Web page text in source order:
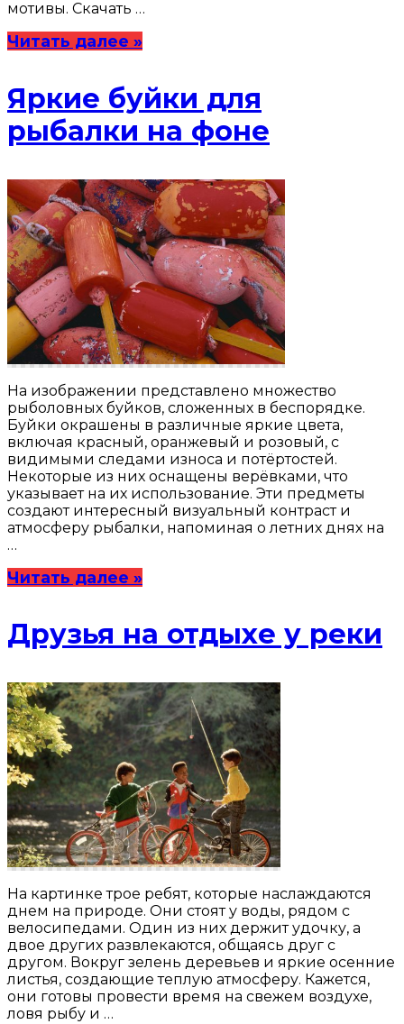
мотивы. Скачать …
Читать далее »
Яркие буйки для
рыбалки на фоне
На изображении представлено множество
рыболовных буйков, сложенных в беспорядке.
Буйки окрашены в различные яркие цвета,
включая красный, оранжевый и розовый, с
видимыми следами износа и потёртостей.
Некоторые из них оснащены верёвками, что
указывает на их использование. Эти предметы
создают интересный визуальный контраст и
атмосферу рыбалки, напоминая о летних днях на
…
Читать далее »
Друзья на отдыхе у реки
На картинке трое ребят, которые наслаждаются
днем на природе. Они стоят у воды, рядом с
велосипедами. Один из них держит удочку, а
двое других развлекаются, общаясь друг с
другом. Вокруг зелень деревьев и яркие осенние
листья, создающие теплую атмосферу. Кажется,
они готовы провести время на свежем воздухе,
ловя рыбу и …